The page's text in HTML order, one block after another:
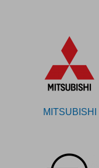
MITSUBISHI